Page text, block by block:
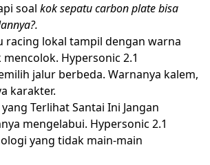
soal kok sepatu carbon plate bisa
racing lokal tampil dengan warna
Hypersonic 2.1
jalur berbeda. Warnanya kalem,
karakter.
Terlihat Santai Ini Jangan
mengelabui. Hypersonic 2.1
yang tidak main-main